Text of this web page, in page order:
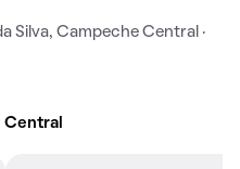
Silva, Campeche Central ·
Central